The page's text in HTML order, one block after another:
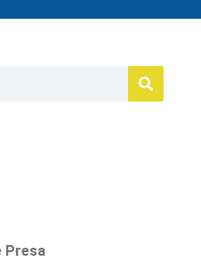
Presa